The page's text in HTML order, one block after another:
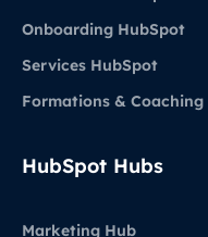
Onboarding HubSpot
Services HubSpot
Formations &
HubSpot Hubs
Marketing Hub